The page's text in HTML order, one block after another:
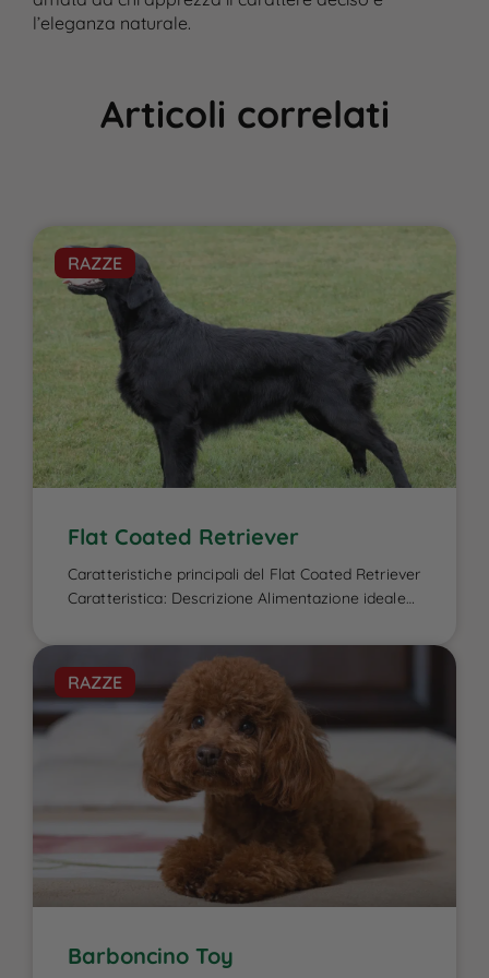
l’eleganza naturale.
Articoli correlati
RAZZE
Flat Coated Retriever
Caratteristiche principali del Flat Coated Retriever
Caratteristica: Descrizione Alimentazione ideale
Flat Coated Retriever è un elemento cruciale per
garantire la sua energia elevata, il benessere
fisico e la salute del mantello, caratteristiche che
lo contraddistinguono. Essendo un cane attivo e
di taglia media-grande, ha bisogno di una dieta
RAZZE
Barboncino Toy